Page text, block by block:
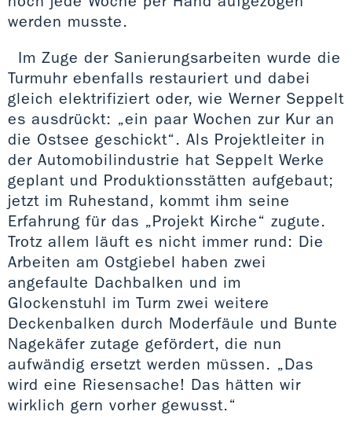
werden musste.
Im Zuge der Sanierungsarbeiten wurde die
Turmuhr ebenfalls restauriert und dabei
gleich elektrifiziert oder, wie Werner Seppelt
es ausdrückt: „ein paar Wochen zur Kur an
die Ostsee geschickt“. Als Projektleiter in
der Automobilindustrie hat Seppelt Werke
geplant und Produktionsstätten aufgebaut;
jetzt im Ruhestand, kommt ihm seine
Erfahrung für das „Projekt Kirche“ zugute.
Trotz allem läuft es nicht immer rund: Die
Arbeiten am Ostgiebel haben zwei
angefaulte Dachbalken und im
Glockenstuhl im Turm zwei weitere
Deckenbalken durch Moderfäule und Bunte
Nagekäfer zutage gefördert, die nun
aufwändig ersetzt werden müssen. „Das
wird eine Riesensache! Das hätten wir
wirklich gern vorher gewusst.“